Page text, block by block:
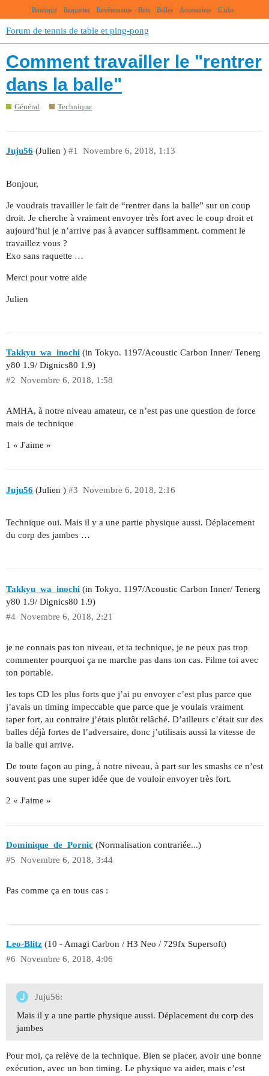
Boutique Raquettes Revêtements Bois Balles Accessoires Clubs
Forum de tennis de table et ping-pong
Comment travailler le "rentrer
dans la balle"
Général Technique
Juju56 (Julien ) Novembre 6, 2018, 1:13
#1
Bonjour,
Je voudrais travailler le fait de “rentrer dans la balle” sur un coup
droit. Je cherche à vraiment envoyer très fort avec le coup droit et
aujourd’hui je n’arrive pas à avancer suffisamment. comment le
travaillez vous ?
Exo sans raquette …
Merci pour votre aide
Julien
Takkyu_wa_inochi (in Tokyo. 1197/Acoustic Carbon Inner/ Tenerg
y80 1.9/ Dignics80 1.9)
Novembre 6, 2018, 1:58
#2
AMHA, à notre niveau amateur, ce n’est pas une question de force
mais de technique
1 « J'aime »
Juju56 (Julien ) Novembre 6, 2018, 2:16
#3
Technique oui. Mais il y a une partie physique aussi. Déplacement
du corp des jambes …
Takkyu_wa_inochi (in Tokyo. 1197/Acoustic Carbon Inner/ Tenerg
y80 1.9/ Dignics80 1.9)
Novembre 6, 2018, 2:21
#4
je ne connais pas ton niveau, et ta technique, je ne peux pas trop
commenter pourquoi ça ne marche pas dans ton cas. Filme toi avec
ton portable.
les tops CD les plus forts que j’ai pu envoyer c’est plus parce que
j’avais un timing impeccable que parce que je voulais vraiment
taper fort, au contraire j’étais plutôt relâché. D’ailleurs c’était sur des
balles déjà fortes de l’adversaire, donc j’utilisais aussi la vitesse de
la balle qui arrive.
De toute façon au ping, à notre niveau, à part sur les smashs ce n’est
souvent pas une super idée que de vouloir envoyer très fort.
2 « J'aime »
Dominique_de_Pornic (Normalisation contrariée...)
Novembre 6, 2018, 3:44
#5
Pas comme ça en tous cas :
Leo-Blitz (10 - Amagi Carbon / H3 Neo / 729fx Supersoft)
Novembre 6, 2018, 4:06
#6
Juju56:
Mais il y a une partie physique aussi. Déplacement du corp des
jambes
Pour moi, ça relève de la technique. Bien se placer, avoir une bonne
exécution, avec un bon timing. Le physique va aider, mais c’est